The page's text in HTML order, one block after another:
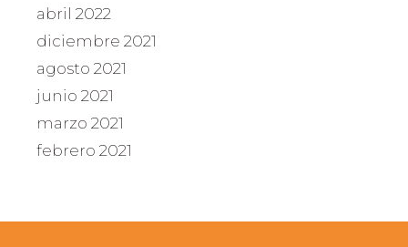
abril 2022
diciembre 2021
agosto 2021
junio 2021
marzo 2021
febrero 2021